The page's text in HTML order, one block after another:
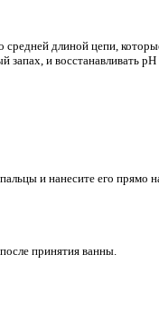
средней длиной цепи,
и восстанавливать
и нанесите его прямо
принятия ванны.